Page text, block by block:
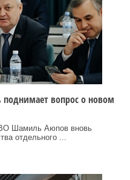
вопрос о новом
Шамиль Аюпов вновь
отдельного ...